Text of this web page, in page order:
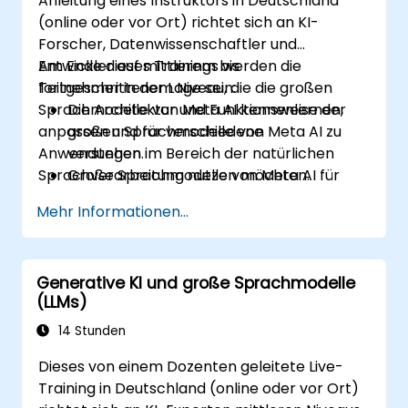
lizenziellen Aspekte bei der Einführung
großer Sprachmodelle zu bewerten.
(online oder vor Ort) richtet sich an KI-
Forscher, Datenwissenschaftler und
Entwickler auf mittlerem bis
fortgeschrittenem Niveau, die die großen
Sprachmodelle von Meta AI kennenlernen,
anpassen und für verschiedene
Anwendungen im Bereich der natürlichen
Sprachverarbeitung nutzen möchten.
Am Ende dieses Trainings werden die
Teilnehmer in der Lage sein:
Die Architektur und Funktionsweise der
großen Sprachmodelle von Meta AI zu
verstehen.
Große Sprachmodelle von Meta AI für
und anzupassen.
LLM-basierte Anwendungen wie
Textzusammenfassung, Chatbots sowie
Sentimentanalyse zu implementieren.
Große Sprachmodelle effizient zu
optimieren und bereitzustellen.
Mehr Informationen...
Generative KI und große Sprachmodelle
(LLMs)
14 Stunden
Dieses von einem Dozenten geleitete Live-
Training in Deutschland (online oder vor Ort)